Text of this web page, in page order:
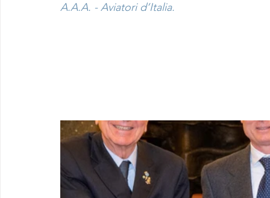
A.A.A. - Aviatori d’Italia.